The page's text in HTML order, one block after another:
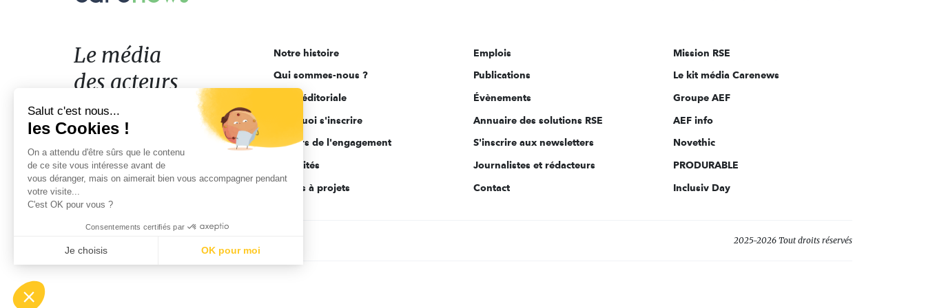
sur:
acteurs
de
l'engagement
Le média
des acteurs
de l'engagement
Notre histoire
Qui sommes-nous ?
Ligne éditoriale
Pourquoi s'inscrire
Acteurs de l'engagement
Actualités
Appels à projets
Emplois
Publications
Évènements
Annuaire des solutions RSE
S'inscrire aux newsletters
Journalistes et rédacteurs
Contact
Mission RSE
Le kit média Carenews
Groupe AEF
AEF info
Novethic
PRODURABLE
Inclusiv Day
2025-2026 Tout droits réservés
Salut c'est nous...
les Cookies !
On a attendu d'être sûrs que le contenu
de ce site vous intéresse avant de
vous déranger, mais on aimerait bien vous accompagner pendant
votre visite...
C'est OK pour vous ?
Consentements certifiés par
Je choisis OK pour moi
Notre plateforme vous permet d'adapter et de gérer vos paramètres de confidentialité, en garantissant la conformité avec les réglementations. Personnalisez vos préférences pour